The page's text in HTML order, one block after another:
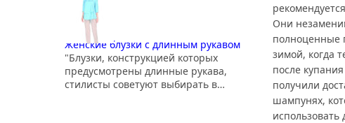
Они
полноценные
зимой, когда
после
получили
шампунях,
Женские блузки с длинным рукавом
"Блузки, конструкцией которых
предусмотрены длинные рукава,
стилисты советуют выбирать в…